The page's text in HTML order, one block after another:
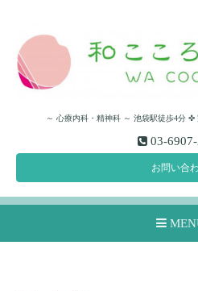
～ 心療内科・精神科 ～ 池袋駅徒歩4分
03-
お問い合